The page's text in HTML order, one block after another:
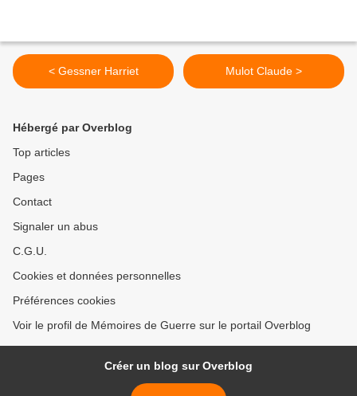
< Gessner Harriet Mulot Claude >
Hébergé par Overblog
Top articles
Pages
Contact
Signaler un abus
C.G.U.
Cookies et données personnelles
Préférences cookies
Voir le profil de Mémoires de Guerre sur le portail Overblog
Créer un blog sur Overblog